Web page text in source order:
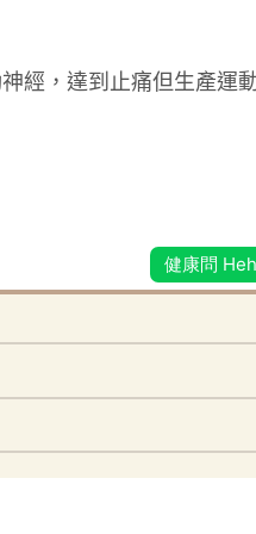
經，達到止痛但生產運